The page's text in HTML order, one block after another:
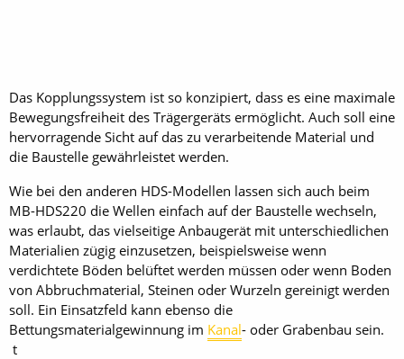
Das Kopplungssystem ist so konzipiert, dass es eine maximale
Bewegungsfreiheit des Trägergeräts ermöglicht. Auch soll eine
hervorragende Sicht auf das zu verarbeitende Material und
die Baustelle gewährleistet werden.
Wie bei den anderen HDS-Modellen lassen sich auch beim
MB-HDS220 die Wellen einfach auf der Baustelle wechseln,
was erlaubt, das vielseitige Anbaugerät mit unterschiedlichen
Materialien zügig einzusetzen, beispielsweise wenn
verdichtete Böden belüftet werden müssen oder wenn Boden
von Abbruchmaterial, Steinen oder Wurzeln gereinigt werden
soll. Ein Einsatzfeld kann ebenso die
Bettungsmaterialgewinnung im Kanal- oder Grabenbau sein.
t